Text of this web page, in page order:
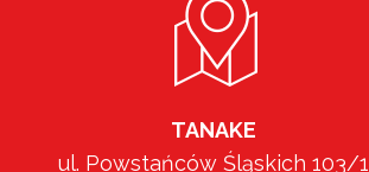
TANAKE
ul. Powstańców Śląskich 103/1